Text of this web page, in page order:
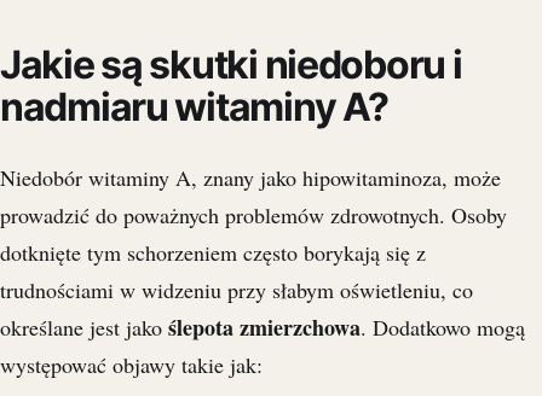
Jakie są skutki niedoboru i
nadmiaru witaminy A?
Niedobór witaminy A, znany jako hipowitaminoza, może
prowadzić do poważnych problemów zdrowotnych. Osoby
dotknięte tym schorzeniem często borykają się z
trudnościami w widzeniu przy słabym oświetleniu, co
określane jest jako ślepota zmierzchowa. Dodatkowo mogą
występować objawy takie jak: